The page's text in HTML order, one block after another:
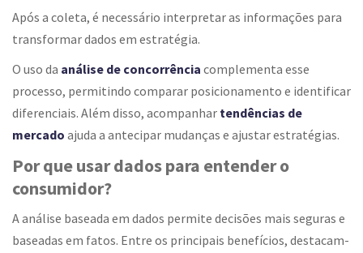
Após a coleta, é necessário interpretar as informações para
transformar dados em estratégia.
O uso da análise de concorrência complementa esse
processo, permitindo comparar posicionamento e identificar
diferenciais. Além disso, acompanhar tendências de
mercado ajuda a antecipar mudanças e ajustar estratégias.
Por que usar dados para entender o
consumidor?
A análise baseada em dados permite decisões mais seguras e
baseadas em fatos. Entre os principais benefícios, destacam-